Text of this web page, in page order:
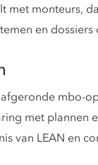
met monteurs,
en
afgeronde mbo-
met plannen
van LEAN en